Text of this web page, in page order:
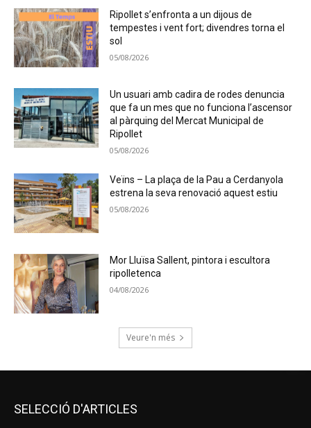
Ripollet s’enfronta a un dijous de
tempestes i vent fort; divendres torna el
sol
05/08/2026
Un usuari amb cadira de rodes denuncia
que fa un mes que no funciona l’ascensor
al pàrquing del Mercat Municipal de
Ripollet
05/08/2026
Veïns – La plaça de la Pau a Cerdanyola
estrena la seva renovació aquest estiu
05/08/2026
Mor Lluïsa Sallent, pintora i escultora
ripolletenca
04/08/2026
Veure'n més
SELECCIÓ D'ARTICLES